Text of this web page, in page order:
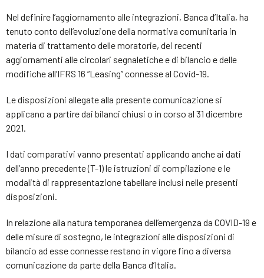
Nel definire l’aggiornamento alle integrazioni, Banca d’Italia, ha
tenuto conto dell’evoluzione della normativa comunitaria in
materia di trattamento delle moratorie, dei recenti
aggiornamenti alle circolari segnaletiche e di bilancio e delle
modifiche all’IFRS 16 “Leasing” connesse al Covid-19.
Le disposizioni allegate alla presente comunicazione si
applicano a partire dai bilanci chiusi o in corso al 31 dicembre
2021.
I dati comparativi vanno presentati applicando anche ai dati
dell’anno precedente (T-1) le istruzioni di compilazione e le
modalità di rappresentazione tabellare inclusi nelle presenti
disposizioni.
In relazione alla natura temporanea dell’emergenza da COVID-19 e
delle misure di sostegno, le integrazioni alle disposizioni di
bilancio ad esse connesse restano in vigore fino a diversa
comunicazione da parte della Banca d’Italia.